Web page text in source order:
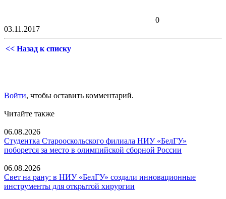
0
03.11.2017
<< Назад к списку
Войти, чтобы оставить комментарий.
Читайте также
06.08.2026
Студентка Старооскольского филиала НИУ «БелГУ»
поборется за место в олимпийской сборной России
06.08.2026
Свет на рану: в НИУ «БелГУ» создали инновационные
инструменты для открытой хирургии